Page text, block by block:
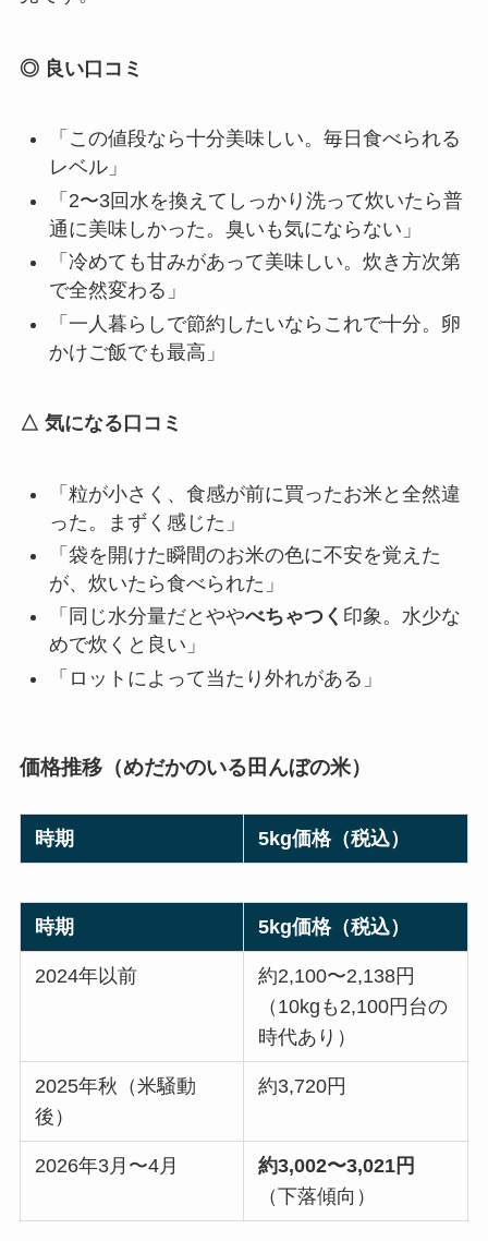
◎ 良い口コミ
「この値段なら十分美味しい。毎日食べられる
レベル」
「2〜3回水を換えてしっかり洗って炊いたら普
通に美味しかった。臭いも気にならない」
「冷めても甘みがあって美味しい。炊き方次第
で全然変わる」
「一人暮らしで節約したいならこれで十分。卵
かけご飯でも最高」
△ 気になる口コミ
「粒が小さく、食感が前に買ったお米と全然違
った。まずく感じた」
「袋を開けた瞬間のお米の色に不安を覚えた
が、炊いたら食べられた」
「同じ水分量だとややべちゃつく 印象。水少な
めで炊くと良い」
「ロットによって当たり外れがある」
価格推移（めだかのいる田んぼの米）
時期 5kg価格（税込）
時期 5kg価格（税込）
2024年以前
約2,100〜2,138円
（10kgも2,100円台の
時代あり）
2025年秋（米騒動
後）
約3,720円
2026年3月〜4月
約3,002〜3,021円
（下落傾向）